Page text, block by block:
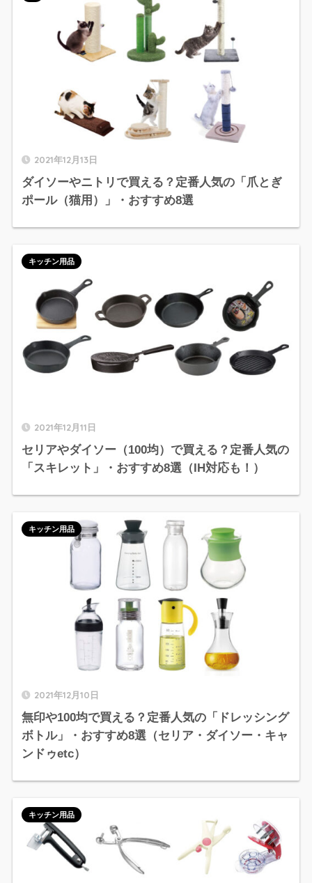
2021年12月13日
ダイソーやニトリで買える？定番人気の「爪とぎ
ポール（猫用）」・おすすめ8選
2021年12月11日
セリアやダイソー（100均）で買える？定番人気の
「スキレット」・おすすめ8選（IH対応も！）
キッチン用品
2021年12月10日
無印や100均で買える？定番人気の「ドレッシング
ボトル」・おすすめ8選（セリア・ダイソー・キャ
ンドゥetc）
キッチン用品
キッチン用品